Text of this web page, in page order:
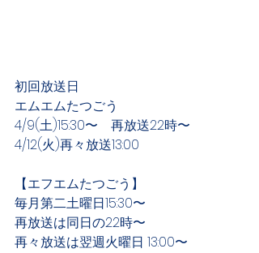
初回放送日
エムエムたつごう
4/9(土)15:30〜　再放送22時〜
4/12(火)再々放送13:00
【エフエムたつごう】
毎月第二土曜日15:30〜
再放送は同日の22時〜
再々放送は翌週火曜日 13:00〜